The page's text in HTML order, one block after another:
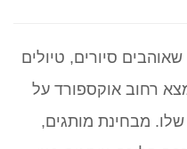
סיורים, טיולים
רחוב אוקספורד על
שלו. מבחינת מותגים,